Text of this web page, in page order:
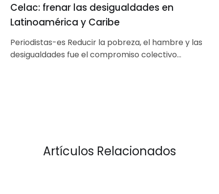
Celac: frenar las desigualdades en
Latinoamérica y Caribe
Periodistas-es Reducir la pobreza, el hambre y las
desigualdades fue el compromiso colectivo
Artículos Relacionados